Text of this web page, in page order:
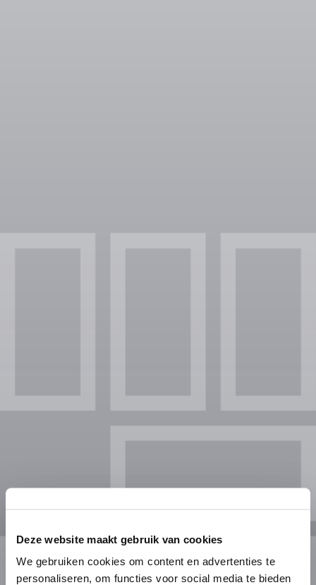
Deze website maakt gebruik van cookies
We gebruiken cookies om content en advertenties te
personaliseren, om functies voor social media te bieden